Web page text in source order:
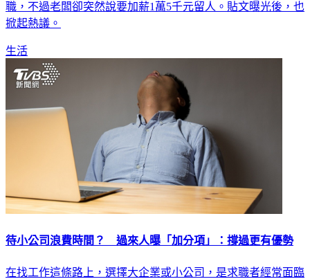
職，不過老闆卻突然說要加薪1萬5千元留人。貼文曝光後，也
掀起熱議。
生活
待小公司浪費時間？ 過來人曝「加分項」：撐過更有優勢
在找工作這條路上，選擇大企業或小公司，是求職者經常面臨